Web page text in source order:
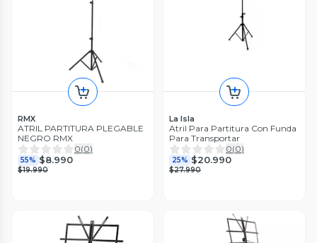
RMX
ATRIL PARTITURA PLEGABLE
NEGRO RMX
0(0)
55% $8.990
$19.990
La Isla
Atril Para Partitura Con Funda
Para Transportar
0(0)
25% $20.990
$27.990